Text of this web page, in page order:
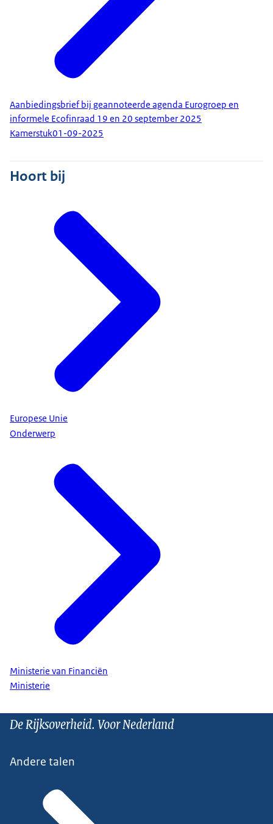
Aanbiedingsbrief bij geannoteerde agenda Eurogroep en
informele Ecofinraad 19 en 20 september 2025
Kamerstuk01-09-2025
Hoort bij
Europese Unie
Onderwerp
Ministerie van Financiën
Ministerie
De Rijksoverheid. Voor Nederland
Andere talen